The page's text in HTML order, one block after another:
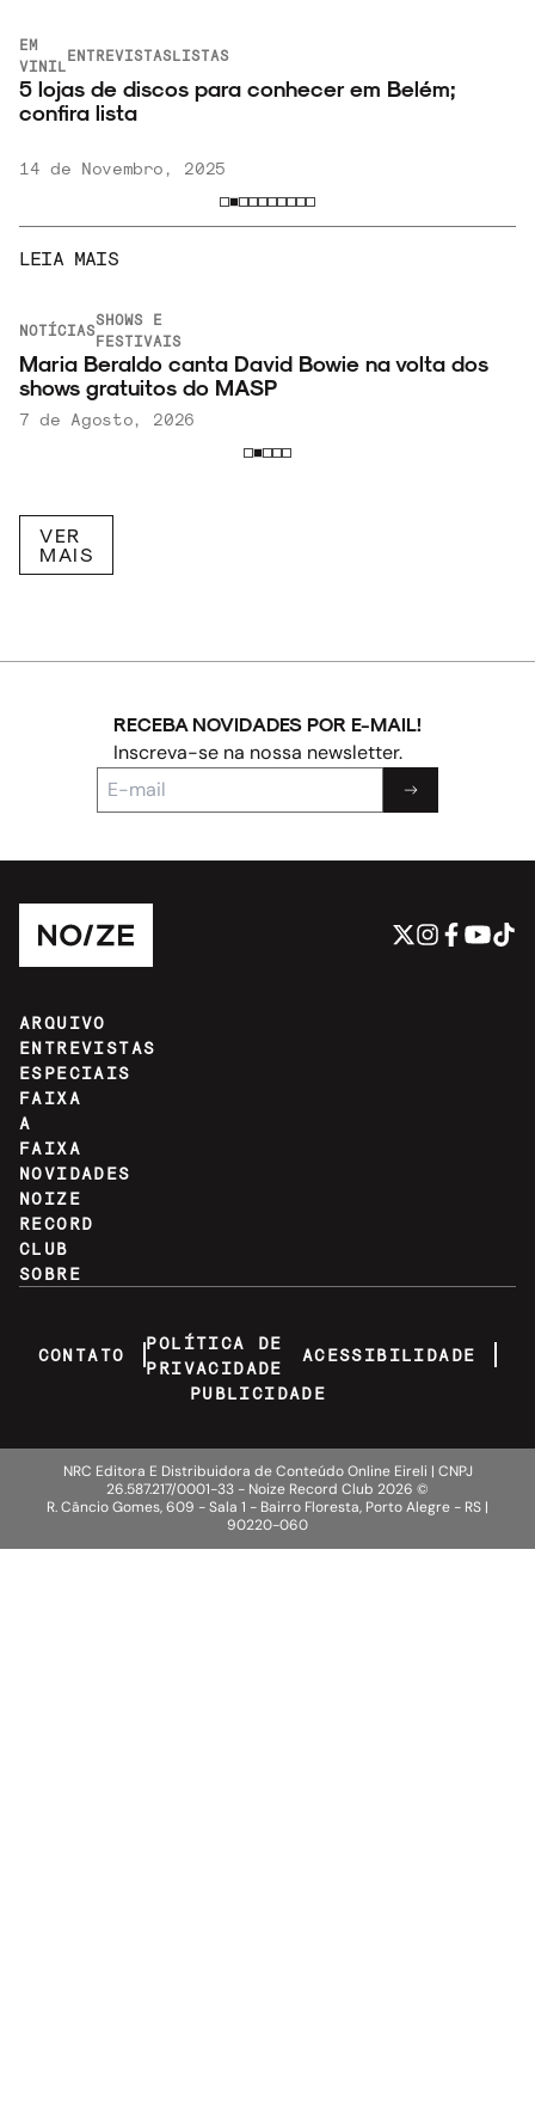
EM
VINIL
ENTREVISTASLISTAS
5 lojas de discos para conhecer em Belém;
confira lista
14 de Novembro, 2025
LEIA MAIS
NOTÍCIAS
SHOWS E
FESTIVAIS
Maria Beraldo canta David Bowie na volta dos
shows gratuitos do MASP
7 de Agosto, 2026
VER
MAIS
RECEBA NOVIDADES POR E-MAIL!
Inscreva-se na nossa newsletter.
ARQUIVO
ENTREVISTAS
ESPECIAIS
FAIXA
A
FAIXA
NOVIDADES
NOIZE
RECORD
CLUB
SOBRE
CONTATO
POLÍTICA DE
PRIVACIDADE
ACESSIBILIDADE
PUBLICIDADE
NRC Editora E Distribuidora de Conteúdo Online Eireli | CNPJ
26.587.217/0001-33 - Noize Record Club 2026 ©
R. Câncio Gomes, 609 - Sala 1 - Bairro Floresta, Porto Alegre - RS |
90220-060